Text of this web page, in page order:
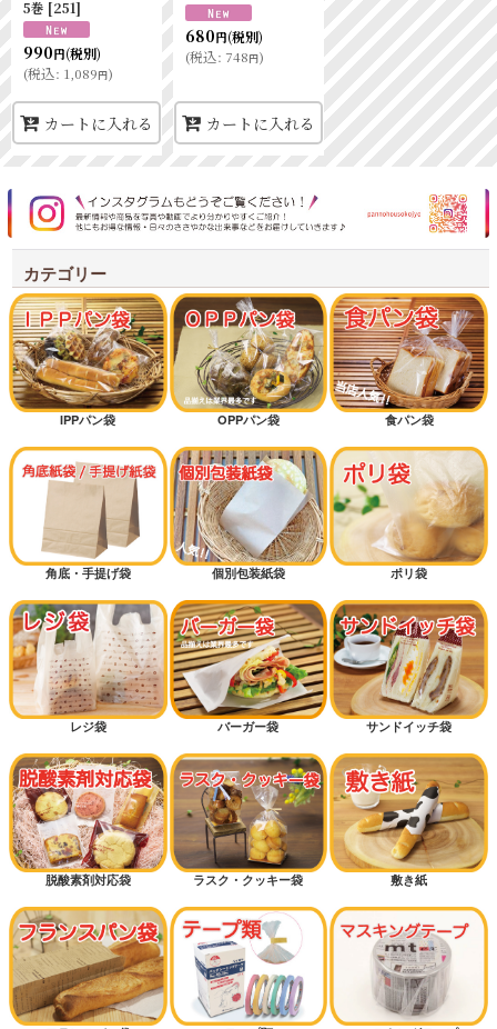
5巻 [251]
990円(税別)
(税込: 1,089円)
カートに入れる
680円(税別)
(税込: 748円)
カートに入れる
カテゴリー
IPPパン袋 OPPパン袋 食パン袋
角底・手提げ袋 個別包装紙袋 ポリ袋
レジ袋 バーガー袋 サンドイッチ袋
脱酸素剤対応袋 ラスク・クッキー袋 敷き紙